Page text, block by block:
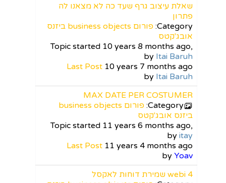
שאלת עיצוב גרף שעד כה לא מצאנו לה
פתרון
Category:
פורום business objects ביזנס
אובג'קטס
Topic started 10 years 8 months ago,
by Itai Baruh
Last Post 10 years 7 months ago
by Itai Baruh
MAX DATE PER COSTUMER
Category:
פורום business objects
ביזנס אובג'קטס
Topic started 11 years 6 months ago,
by itay
Last Post 11 years 4 months ago
by Yoav
webi 4 שמירת דוחות לאקסל